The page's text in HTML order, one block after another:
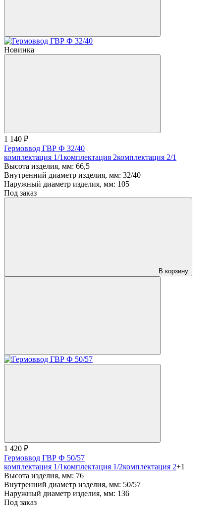
Новинка
1 140 ₽
Гермоввод ГВР Ф 32/40
комплектация 1/1комплектация 2комплектация 2/1
Высота изделия, мм: 66,5
Внутренний диаметр изделия, мм: 32/40
Наружный диаметр изделия, мм: 105
Под заказ
В корзину
1 420 ₽
Гермоввод ГВР Ф 50/57
комплектация 1/1комплектация 1/2комплектация 2+1
Высота изделия, мм: 76
Внутренний диаметр изделия, мм: 50/57
Наружный диаметр изделия, мм: 136
Под заказ